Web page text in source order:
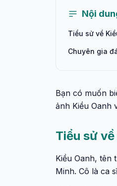
Nội
Tiểu sử về
Chuyên gia
Bạn có muốn
ảnh Kiều Oanh
Tiểu sử
Kiều Oanh, tên
Minh. Cô là ca